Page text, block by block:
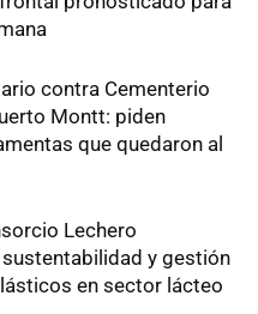
contra Cementerio
Montt: piden
que quedaron al
Lechero
y gestión
en sector lácteo